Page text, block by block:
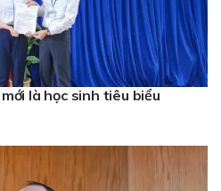
là học sinh tiêu biểu